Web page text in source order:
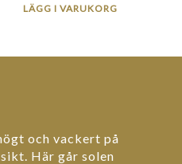
LÄGG I VARUKORG
och vackert på
Här går solen